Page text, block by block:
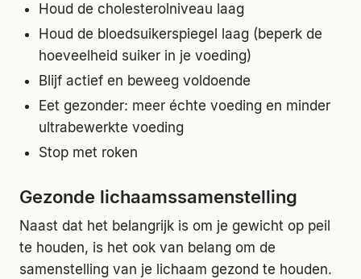
Houd de cholesterolniveau laag
Houd de bloedsuikerspiegel laag (beperk de
hoeveelheid suiker in je voeding)
Blijf actief en beweeg voldoende
Eet gezonder: meer échte voeding en minder
ultrabewerkte voeding
Stop met roken
Gezonde lichaamssamenstelling
Naast dat het belangrijk is om je gewicht op peil
te houden, is het ook van belang om de
samenstelling van je lichaam gezond te houden.